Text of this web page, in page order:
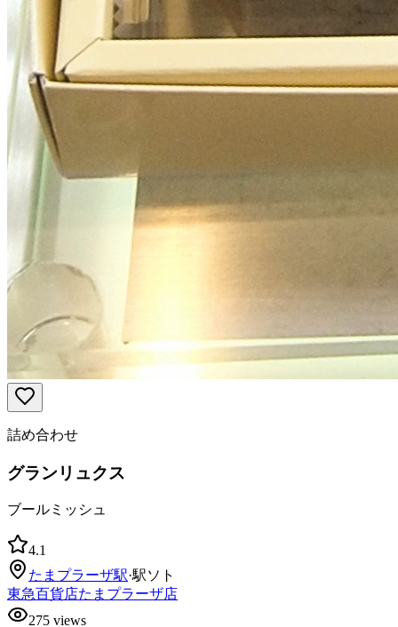
詰め合わせ
グランリュクス
ブールミッシュ
4.1
たまプラーザ駅·駅ソト
東急百貨店たまプラーザ店
275 views